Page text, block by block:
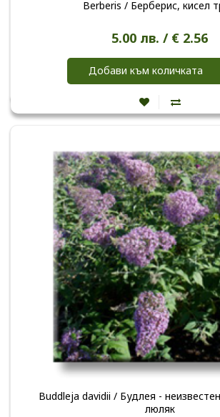
Berberis / Берберис, кисел
5.00 лв. / € 2.56
Добави към количката
Buddleja davidii / Будлея -
люляк